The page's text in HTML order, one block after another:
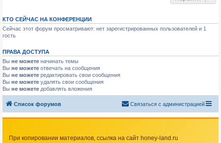
КТО СЕЙЧАС НА КОНФЕРЕНЦИИ
Сейчас этот форум просматривают: нет зарегистрированных пользователей и 1
гость
ПРАВА ДОСТУПА
Вы не можете начинать темы
Вы не можете отвечать на сообщения
Вы не можете редактировать свои сообщения
Вы не можете удалять свои сообщения
Вы не можете добавлять вложения
Список форумов Связаться с администрацией
При копировании материалов, ссылка на сайт honey-land.ru